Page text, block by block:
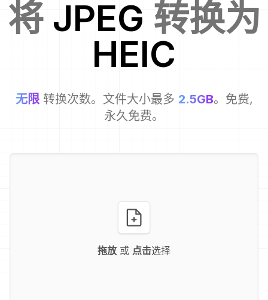
将 JPEG 转换为
HEIC
无限 转换次数。文件大小最多 2.5GB。免费,
永久免费。
拖放 或 点击选择